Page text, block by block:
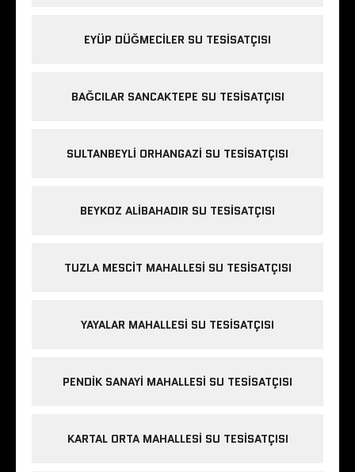
EYÜP DÜĞMECILER SU TESISATÇISI
BAĞCILAR SANCAKTEPE SU TESISATÇISI
SULTANBEYLI ORHANGAZI SU TESISATÇISI
BEYKOZ ALIBAHADIR SU TESISATÇISI
TUZLA MESCIT MAHALLESI SU TESISATÇISI
YAYALAR MAHALLESI SU TESISATÇISI
PENDIK SANAYI MAHALLESI SU TESISATÇISI
KARTAL ORTA MAHALLESI SU TESISATÇISI